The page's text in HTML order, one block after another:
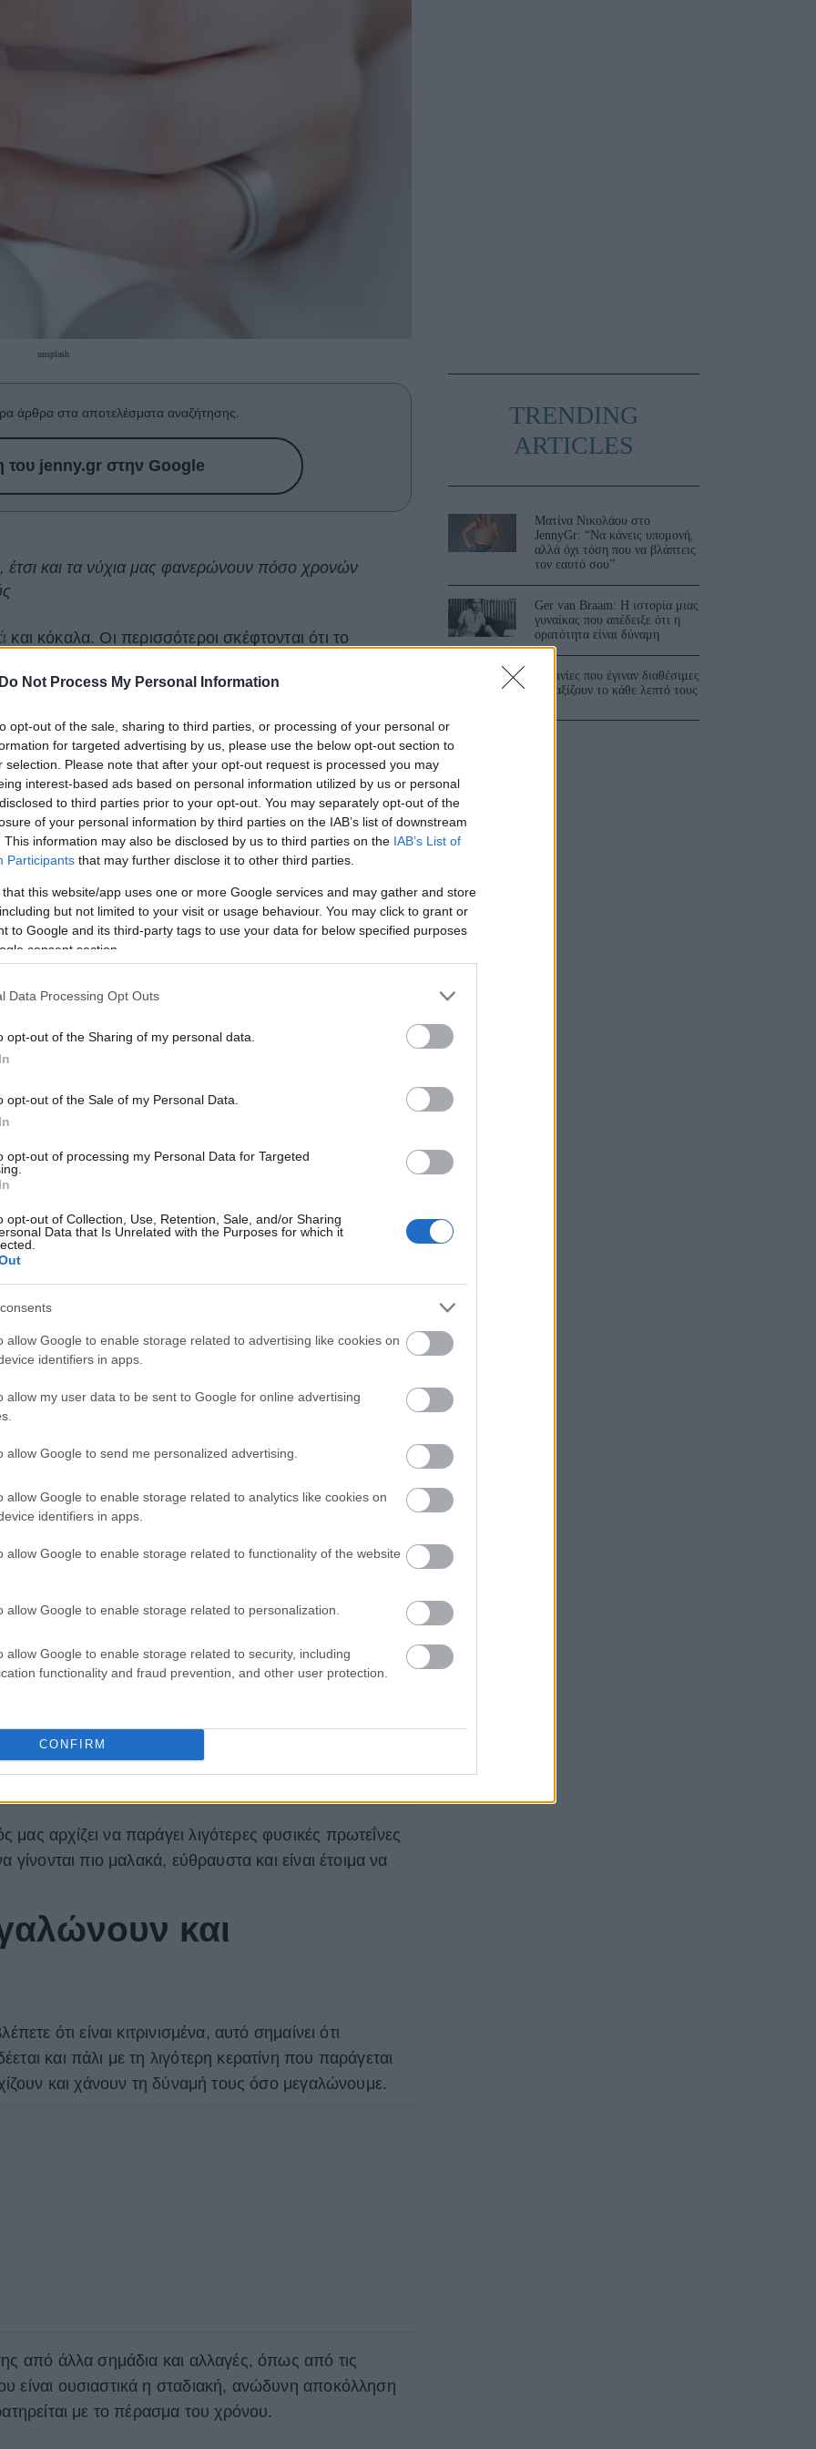
Do Not Process My Personal Information
opt-out of the sale, sharing to third parties, or processing of your personal or
for targeted advertising by us, please use the below opt-out section to
selection. Please note that after your opt-out request is processed you may
interest-based ads based on personal information utilized by us or personal
to third parties prior to your opt-out. You may separately opt-out of the
of your personal information by third parties on the IAB’s list of downstream
This information may also be disclosed by us to third parties on the IAB’s List of
Participants that may further disclose it to other third parties.
that this website/app uses one or more Google services and may gather and store
but not limited to your visit or usage behaviour. You may click to grant or
to Google and its third-party tags to use your data for below specified purposes
consent section.
Data Processing Opt Outs
opt-out of the Sharing of my personal data.
opt-out of the Sale of my Personal Data.
opt-out of processing my Personal Data for Targeted
opt-out of Collection, Use, Retention, Sale, and/or Sharing
Data that Is Unrelated with the Purposes for which it
allow Google to enable storage related to advertising like cookies on
identifiers in apps.
allow my user data to be sent to Google for online advertising
allow Google to send me personalized advertising.
allow Google to enable storage related to analytics like cookies on
identifiers in apps.
allow Google to enable storage related to functionality of the website
allow Google to enable storage related to personalization.
allow Google to enable storage related to security, including
functionality and fraud prevention, and other user protection.
CONFIRM
unsplash
άρθρα στα αποτελέσματα αναζήτησης.
του jenny.gr στην Google
και τα νύχια μας φανερώνουν πόσο χρονών
και κόκαλα. Οι περισσότεροι σκέφτονται ότι το
έτσι αλλά οι ειδικοί καταλήγουν πως τα νύχια
τηνηλικίαμας, εκτός από τηνυγείαμας.
από:
πάχος των νυχιών
συνήθως ονυχόρρηξη, η οποία
άκρου του νυχιού. Θυμίζει αρκετά τις ρυτίδες
με την ειδικό
αποδυναμώνονται, το αποτέλεσμα είναι να
Henry
Αυτό συμβαίνει γιατί η δομή των πρωτεΐνών που
αποτέλεσμα να είναι εκτεθειμένα πια σε εξωτερικούς
αρχίζει να παράγει λιγότερες φυσικές πρωτεΐνες
γίνονται πιο μαλακά, εύθραυστα και είναι έτοιμα να
και
ότι είναι κιτρινισμένα, αυτό σημαίνει ότι
και πάλι με τη λιγότερη κερατίνη που παράγεται
και χάνουν τη δύναμή τους όσο μεγαλώνουμε.
από άλλα σημάδια και αλλαγές, όπως από τις
είναι ουσιαστικά η σταδιακή, ανώδυνη αποκόλληση
με το πέρασμα του χρόνου.
TRENDING
ARTICLES
Ματίνα Νικολάου στο
JennyGr: “Να κάνεις υπομονή,
αλλά όχι τόση που να βλάπτεις
τον εαυτό σου”
Ger van Braam: Η ιστορία μιας
γυναίκας που απέδειξε ότι η
ορατότητα είναι δύναμη
3 ταινίες που έγιναν διαθέσιμες
και αξίζουν το κάθε λεπτό τους